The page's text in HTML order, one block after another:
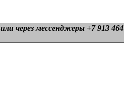
или через мессенджеры +7 913